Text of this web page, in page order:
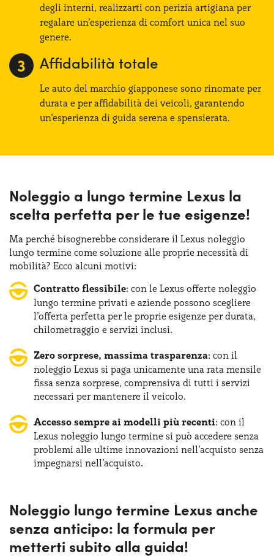
degli interni, realizzarti con perizia artigiana per
regalare un’esperienza di comfort unica nel suo
genere.
Affidabilità totale
Le auto del marchio giapponese sono rinomate per
durata e per affidabilità dei veicoli, garantendo
un’esperienza di guida serena e spensierata.
Noleggio a lungo termine Lexus la
scelta perfetta per le tue esigenze!
Ma perché bisognerebbe considerare il Lexus noleggio
lungo termine come soluzione alle proprie necessità di
mobilità? Ecco alcuni motivi:
Contratto flessibile: con le Lexus offerte noleggio
lungo termine privati e aziende possono scegliere
l’offerta perfetta per le proprie esigenze per durata,
chilometraggio e servizi inclusi.
Zero sorprese, massima trasparenza: con il
noleggio Lexus si paga unicamente una rata mensile
fissa senza sorprese, comprensiva di tutti i servizi
necessari per mantenere il veicolo.
Accesso sempre ai modelli più recenti: con il
Lexus noleggio lungo termine si può accedere senza
problemi alle ultime innovazioni nell’acquisto senza
impegnarsi nell’acquisto.
Noleggio lungo termine Lexus anche
senza anticipo: la formula per
metterti subito alla guida!